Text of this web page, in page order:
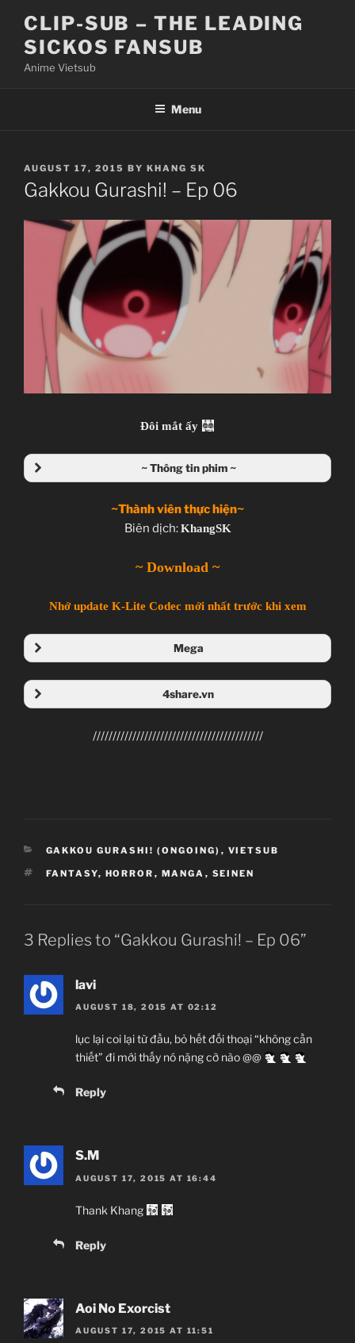
content
CLIP-SUB – THE LEADING
SICKOS FANSUB
Anime Vietsub
Menu
POSTED
ON
AUGUST 17, 2015 BY KHANG SK
Gakkou Gurashi! – Ep 06
Đôi mắt ấy
~ Thông tin phim ~
Gakkou Gurashi!
09.07.2015 đến ??
Fantasy, Horror, Manga, Seinen
Giới thiệu nội dung:
Ảo mộng học đường
~Thành viên thực hiện~
Biên dịch:KhangSK
~ Download ~
Nhớ update K-Lite Codec mới nhất trước khi xem
Mega
4share.vn
///////////////////////////////////////////
CATEGORIES
GAKKOU GURASHI! (ONGOING) , VIETSUB
TAGS
FANTASY, HORROR , MANGA , SEINEN
3 Replies to “Gakkou Gurashi! – Ep 06”
lavi
AUGUST 18, 2015 AT 02:12
lục lại coi lại từ đầu, bỏ hết đối thoại “không cần
thiết” đi mới thấy nó nặng cỡ nào @@
Reply
S.M
AUGUST 17, 2015 AT 16:44
Thank Khang
Reply
Aoi No Exorcist
AUGUST 17, 2015 AT 11:51